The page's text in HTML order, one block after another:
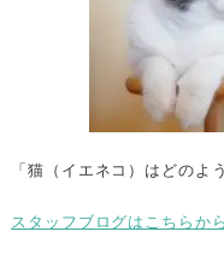
「猫（イエネコ）はどのよ
スタッフブログはこちらから